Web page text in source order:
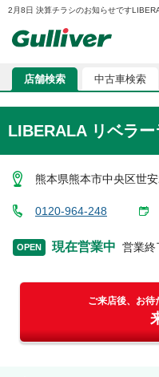
2月8日 決算チラシのお知らせです
店舗検索 中古車検索
LIBERALA リベラー
熊本県熊本市中央区世
0120-964-248
OPEN 現在営業中 営業終
ご来店後、お待